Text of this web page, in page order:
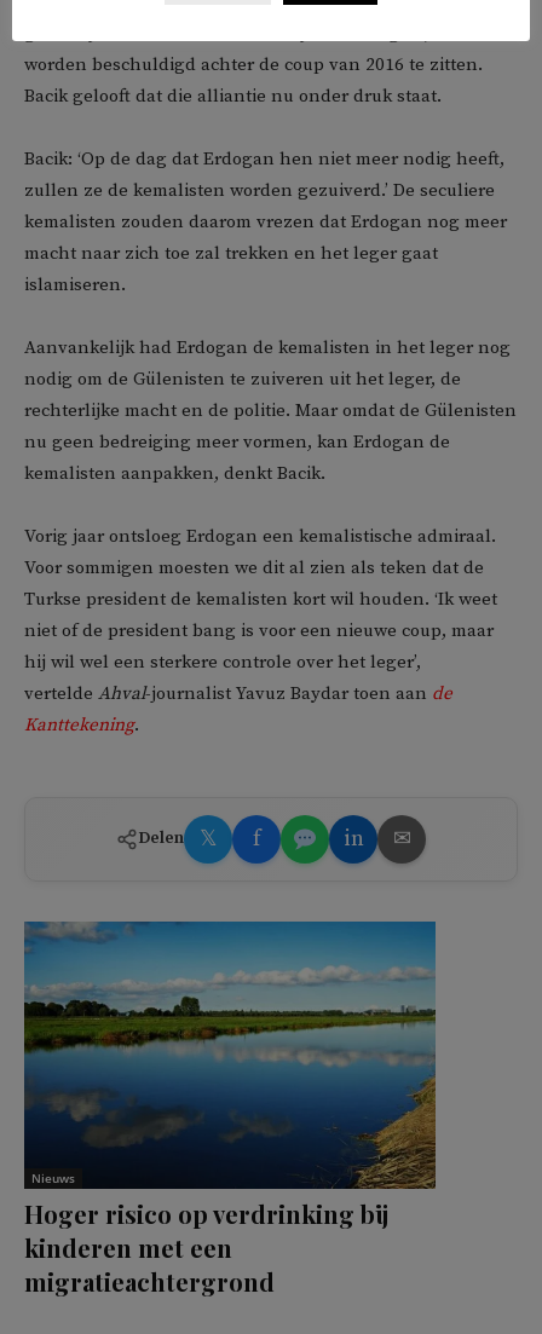
worden beschuldigd achter de coup van 2016 te zitten.
Bacik gelooft dat die alliantie nu onder druk staat.
Bacik: ‘Op de dag dat Erdogan hen niet meer nodig heeft,
zullen ze de kemalisten worden gezuiverd.’ De seculiere
kemalisten zouden daarom vrezen dat Erdogan nog meer
macht naar zich toe zal trekken en het leger gaat
islamiseren.
Aanvankelijk had Erdogan de kemalisten in het leger nog
nodig om de Gülenisten te zuiveren uit het leger, de
rechterlijke macht en de politie. Maar omdat de Gülenisten
nu geen bedreiging meer vormen, kan Erdogan de
kemalisten aanpakken, denkt Bacik.
Vorig jaar ontsloeg Erdogan een kemalistische admiraal.
Voor sommigen moesten we dit al zien als teken dat de
Turkse president de kemalisten kort wil houden. ‘Ik weet
niet of de president bang is voor een nieuwe coup, maar
hij wil wel een sterkere controle over het leger’,
vertelde Ahval-journalist Yavuz Baydar toen aan de
Kanttekening.
Delen 𝕏 f in ✉
Nieuws
Hoger risico op verdrinking bij
kinderen met een
migratieachtergrond